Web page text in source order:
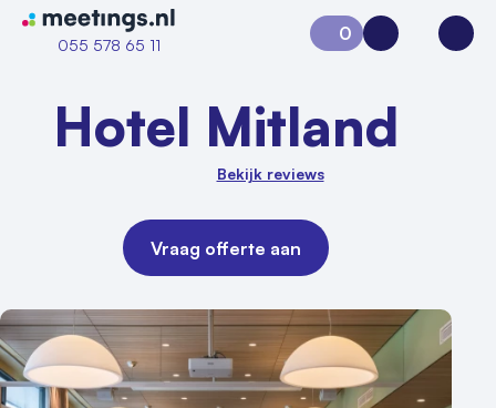
Naar home van Meetings
055 578 65 11
0
Aanvraag 0Inloggen
Hotel Mitland
Bekijk reviews
Vraag offerte aan